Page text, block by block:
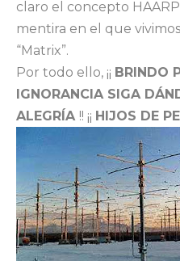
claro el concepto
mentira en el que
“Matrix”.
Por todo ello, ¡¡ BRINDO
IGNORANCIA SIGA
ALEGRÍA !! ¡¡ HIJOS DE